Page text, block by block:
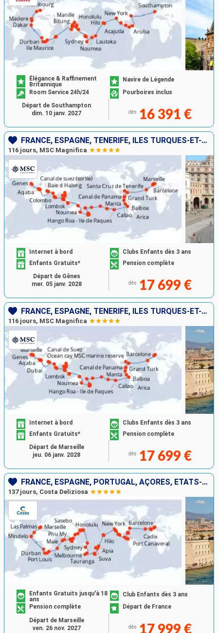
Élégance & Raffinement
Britannique
Navire de Légende
Room Service 24h/24
Pourboires inclus
dès 16 391 €
Départ de Southampton
dim. 10 janv. 2027
FRANCE, ESPAGNE, TENERIFE, ÎLES TURQUES-ET-CAÏQUES, BAHAMAS, PANAMA, ÉQUATEUR, PÉROU, CHILI, ROYAUME-UNI, TONGA, NOUVELLE-CALÉDONIE, NOUVELLE-ZÉLANDE, AUSTRALIE, INDONÉSIE, VIETNAM, THAÏLANDE, CAMBODG
116 jours, MSC Magnifica
Internet à bord
Clubs Enfants dès 3 ans
Enfants Gratuits*
Pension complète
dès 17 699 €
Départ de Gênes
mer. 05 janv. 2028
FRANCE, ESPAGNE, TENERIFE, ÎLES TURQUES-ET-CAÏQUES, BAHAMAS, PANAMA, ÉQUATEUR, PÉROU, CHILI, ROYAUME-UNI, TONGA, NOUVELLE-CALÉDONIE, NOUVELLE-ZÉLANDE, AUSTRALIE, INDONÉSIE, VIETNAM, THAÏLANDE, CAMBODG
116 jours, MSC Magnifica
Internet à bord
Clubs Enfants dès 3 ans
Enfants Gratuits*
Pension complète
dès 17 699 €
Départ de Marseille
jeu. 06 janv. 2028
FRANCE, ESPAGNE, PORTUGAL, AÇORES, ÉTATS-UNIS, FLORIDE (USA), PANAMA, MEXIQUE, ÉTATS-UNIS, HAWAII, NOUVELLE-ZÉLANDE, AUSTRALIE, JAPON, MALAISIE, AFRIQUE DU SUD
137 jours, Costa Deliziosa
Enfants Gratuits jusqu'à 18
ans
Club Enfants dès 3 ans
Pension complète
Départ de France
dès 17 999 €
Départ de Marseille
ven. 26 nov. 2027